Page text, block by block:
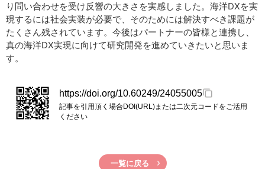
り問い合わせを受け反響の大きさを実感しました。海洋DXを実
現するには社会実装が必要で、そのためには解決すべき課題が
たくさん残されています。今後はパートナーの皆様と連携し、
真の海洋DX実現に向けて研究開発を進めていきたいと思いま
す。
https://doi.org/10.60249/24055005
記事を引用頂く場合DOI(URL)または二次元コードをご活用
ください
一覧に戻る